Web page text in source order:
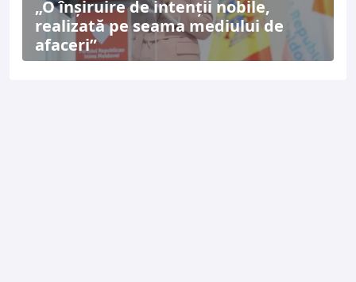
„O înșiruire de intenții nobile,
realizată pe seama mediului de
afaceri”